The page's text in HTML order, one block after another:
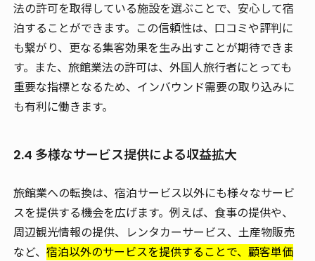
法の許可を取得している施設を選ぶことで、安心して宿
泊することができます。この信頼性は、口コミや評判に
も繋がり、更なる集客効果を生み出すことが期待できま
す。また、旅館業法の許可は、外国人旅行者にとっても
重要な指標となるため、インバウンド需要の取り込みに
も有利に働きます。
2.4 多様なサービス提供による収益拡大
旅館業への転換は、宿泊サービス以外にも様々なサービ
スを提供する機会を広げます。例えば、食事の提供や、
周辺観光情報の提供、レンタカーサービス、土産物販売
など、 宿泊以外のサービスを提供することで、顧客単価